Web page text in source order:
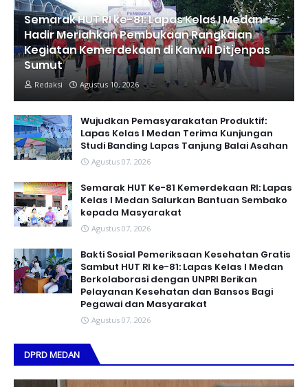
Semarak HUT RI ke-81: Lapas Kelas I Medan
Hadir Meriahkan Pembukaan Rangkaian
Kegiatan Kemerdekaan di Kanwil Ditjenpas
Sumut
Redaksi Agustus 10, 2026
Wujudkan Pemasyarakatan Produktif:
Lapas Kelas I Medan Terima Kunjungan
Studi Banding Lapas Tanjung Balai Asahan
Agustus 07, 2026
Semarak HUT Ke-81 Kemerdekaan RI: Lapas
Kelas I Medan Salurkan Bantuan Sembako
kepada Masyarakat
Agustus 07, 2026
Bakti Sosial Pemeriksaan Kesehatan Gratis
Sambut HUT RI ke-81: Lapas Kelas I Medan
Berkolaborasi dengan UNPRI Berikan
Pelayanan Kesehatan dan Bansos Bagi
Pegawai dan Masyarakat
Agustus 07, 2026
DPRD MEDAN